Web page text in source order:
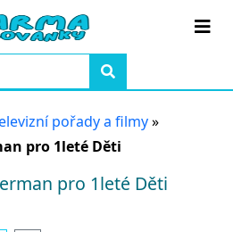
pořady a filmy»
pro 1leté Děti
pro 1leté Děti